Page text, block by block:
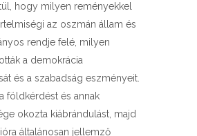
hogy milyen reményekkel
az oszmán állam és
rendje felé, milyen
a demokrácia
és a szabadság eszményeit.
földkérdést és annak
okozta kiábrándulást, majd
általánosan jellemző